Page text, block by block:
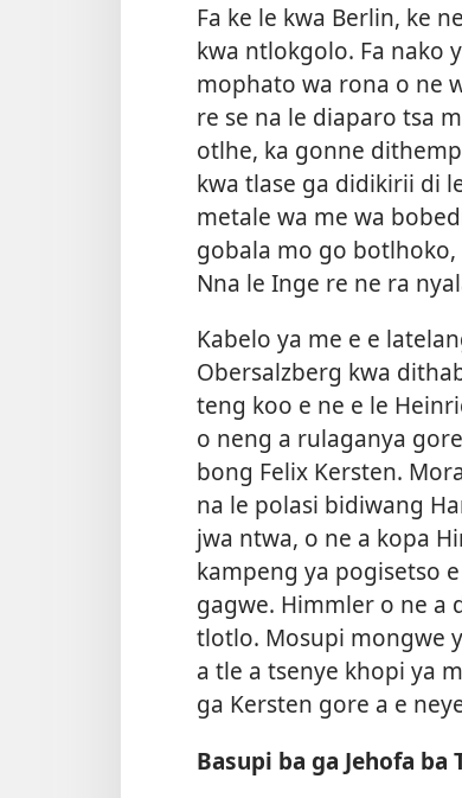
Fa ke le kwa Berlin, ke
kwa ntlokgolo. Fa nako
mophato wa rona o ne
re se na le diaparo tsa
otlhe, ka gonne
kwa tlase ga didikirii di
metale wa me wa
gobala mo go botlhoko,
Nna le Inge re ne ra
Kabelo ya me e e
Obersalzberg kwa
teng koo e ne e le
o neng a rulaganya
bong Felix Kersten.
na le polasi bidiwang
jwa ntwa, o ne a kopa
kampeng ya pogisetso
gagwe. Himmler o ne a
tlotlo. Mosupi mongwe
a tle a tsenye khopi ya
ga Kersten gore a e
Basupi ba ga Jehofa ba